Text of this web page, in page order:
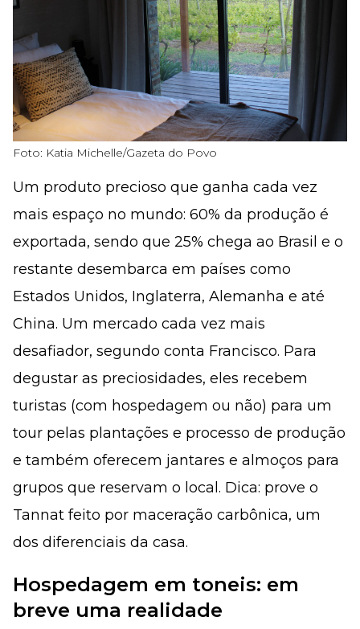
Foto: Katia Michelle/Gazeta do Povo
Um produto precioso que ganha cada vez
mais espaço no mundo: 60% da produção é
exportada, sendo que 25% chega ao Brasil e o
restante desembarca em países como
Estados Unidos, Inglaterra, Alemanha e até
China. Um mercado cada vez mais
desafiador, segundo conta Francisco. Para
degustar as preciosidades, eles recebem
turistas (com hospedagem ou não) para um
tour pelas plantações e processo de produção
e também oferecem jantares e almoços para
grupos que reservam o local. Dica: prove o
Tannat feito por maceração carbônica, um
dos diferenciais da casa.
Hospedagem em toneis: em
breve uma realidade